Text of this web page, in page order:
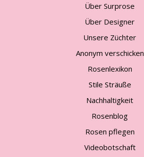
Über Surprose
Über Designer
Unsere Züchter
Anonym verschicken
Rosenlexikon
Stile Sträuße
Nachhaltigkeit
Rosenblog
Rosen pflegen
Videobotschaft